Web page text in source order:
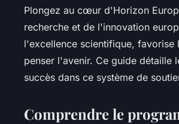
: votre
Plongez au cœur d'Horizon
recherche et de l'innovation
l'excellence scientifique, favorise
penser l'avenir. Ce guide détaille
succès dans ce système de
Comprendre le